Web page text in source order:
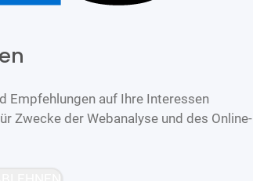
Empfehlungen auf Ihre Interessen
Zwecke der Webanalyse und des Online-